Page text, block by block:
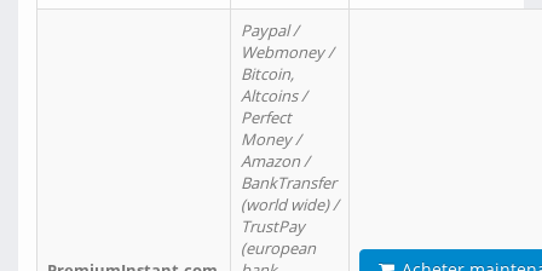
Paypal /
Webmoney /
Bitcoin,
Altcoins /
Perfect
Money /
Amazon /
BankTransfer
(world wide) /
TrustPay
(european